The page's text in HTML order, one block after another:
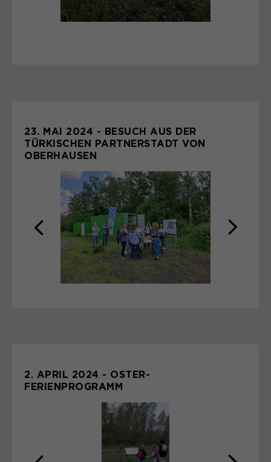
23. MAI 2024 - BESUCH AUS DER
TÜRKISCHEN PARTNERSTADT VON
OBERHAUSEN
zurück
2. APRIL 2024 - OSTER-
FERIENPROGRAMM